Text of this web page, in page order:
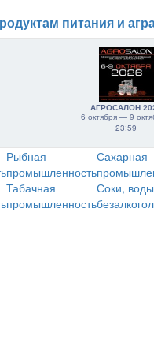
питания и
АГРОСАЛОН
6 октября — 9
23:59
Рыбная
промышленность
Сахарная
Табачная
промышленность
Соки,